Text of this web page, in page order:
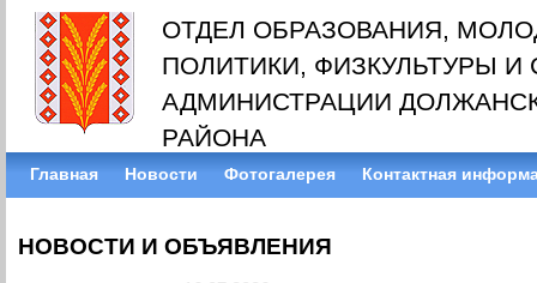
ОТДЕЛ ОБРАЗОВАНИЯ,
ПОЛИТИКИ, ФИЗКУЛЬТУРЫ И
АДМИНИСТРАЦИИ
РАЙОНА
Главная Новости Фотогалерея Контактная
НОВОСТИ И ОБЪЯВЛЕНИЯ